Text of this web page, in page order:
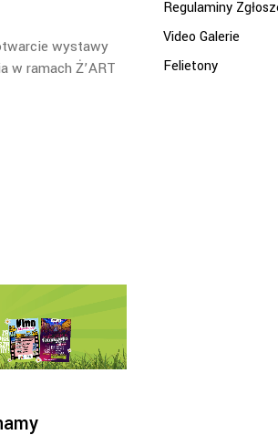
wystawy
w ramach Ż’ART
Regulaminy
Video Galerie
Felietony